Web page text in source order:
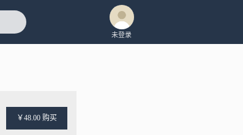
未登录
￥48.00 购买